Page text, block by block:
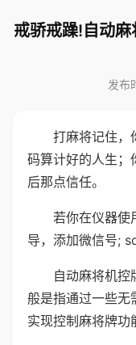
戒骄戒躁!自动
发布
打麻将记住，
码算计好的人生；
后那点信任。
若你在仪器使
导，添加微信号;
自动麻将机控
般是指通过一些无
实现控制麻将牌功